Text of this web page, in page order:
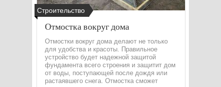
Строительство
Отмостка вокруг дома
Отмостки вокруг дома делают не только
для удобства и красоты. Правильное
устройство будет надежной защитой
фундамента всего строения и защитит дом
от воды, поступающей после дождя или
растаявшего снега. Отмостка сможет